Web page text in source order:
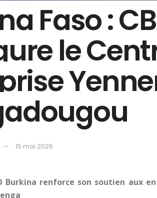
Faso :
le
15 mai 2026
Burkina renforce son soutien aux